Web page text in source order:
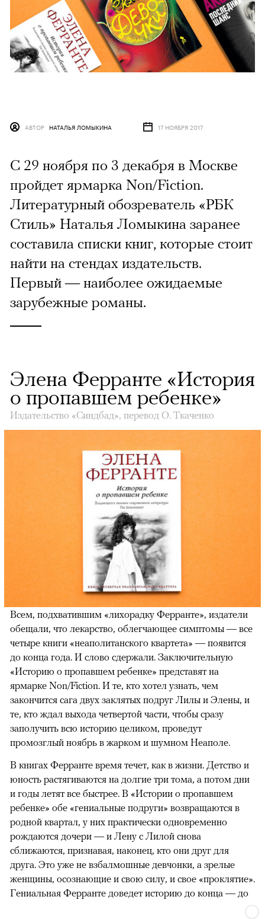
АВТОР НАТАЛЬЯ ЛОМЫКИНА 17 НОЯБРЯ 2017
С 29 ноября по 3 декабря в Москве
пройдет ярмарка Non/Fiction.
Литературный обозреватель «РБК
Стиль» Наталья Ломыкина заранее
составила списки книг, которые стоит
найти на стендах издательств.
Первый — наиболее ожидаемые
зарубежные романы.
Элена Ферранте «История
о пропавшем ребенке»
Издательство «Синдбад», перевод О. Ткаченко
Всем, подхватившим «лихорадку Ферранте», издатели
обещали, что лекарство, облегчающее симптомы — все
четыре книги «неаполитанского квартета» — появится
до конца года. И слово сдержали. Заключительную
«Историю о пропавшем ребенке» представят на
ярмарке Non/Fiction. И те, кто хотел узнать, чем
закончится сага двух заклятых подруг Лилы и Элены, и
те, кто ждал выхода четвертой части, чтобы сразу
заполучить всю историю целиком, проведут
промозглый ноябрь в жарком и шумном Неаполе.
В книгах Ферранте время течет, как в жизни. Детство и
юность растягиваются на долгие три тома, а потом дни
и годы летят все быстрее. В «Истории о пропавшем
ребенке» обе «гениальные подруги» возвращаются в
родной квартал, у них практически одновременно
рождаются дочери — и Лену с Лилой снова
сближаются, признавая, наконец, кто они друг для
друга. Это уже не взбалмошные девчонки, а зрелые
женщины, осознающие и свою силу, и свое «проклятие».
Гениальная Ферранте доведет историю до конца — до